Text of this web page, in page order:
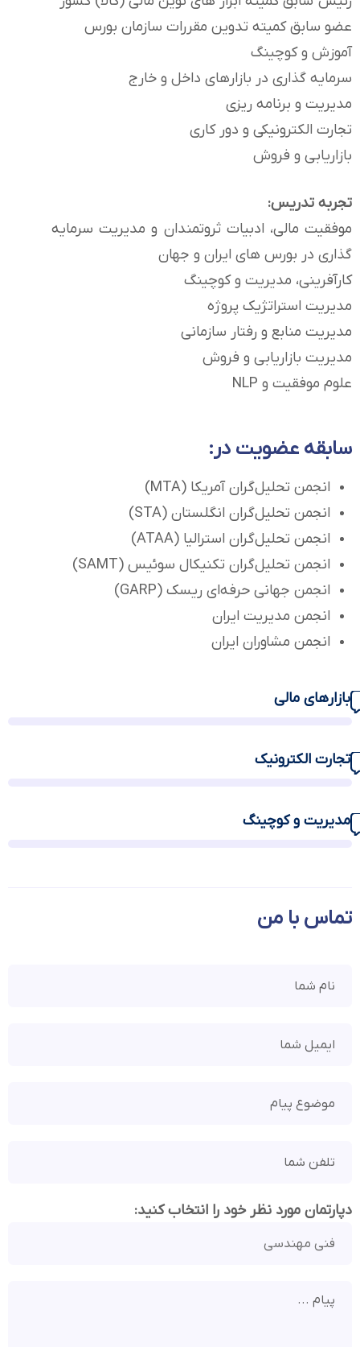
عضو سابق کمیته تدوین مقررات سازمان بورس
آموزش و کوچینگ
سرمایه گذاری در بازارهای داخل و خارج
مدیریت و برنامه ریزی
تجارت الکترونیکی و دور کاری
بازاریابی و فروش
تجربه تدریس:
موفقیت مالی، ادبیات ثروتمندان و مدیریت سرمایه
گذاری در بورس های ایران و جهان
کارآفرینی، مدیریت و کوچینگ
مدیریت استراتژیک پروژه
مدیریت منابع و رفتار سازمانی
مدیریت بازاریابی و فروش
علوم موفقیت و NLP
سابقه عضویت در:
انجمن تحلیل‌گران آمریکا (MTA)
انجمن تحلیل‌گران انگلستان (STA)
انجمن تحلیل‌گران استرالیا (ATAA)
انجمن تحلیل‌گران تکنیکال سوئیس (SAMT)
انجمن جهانی حرفه‌ای ریسک (GARP)
انجمن مدیریت ایران
انجمن مشاوران ایران
بازارهای مالی
تجارت الکترونیک
مدیریت و کوچینگ
تماس با من
دپارتمان مورد نظر خود را انتخاب کنید: